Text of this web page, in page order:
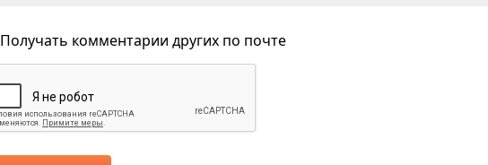
Получать комментарии других по почте